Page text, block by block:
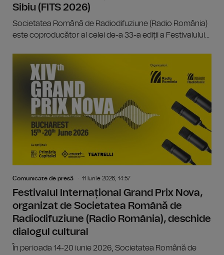
Sibiu (FITS 2026)
Societatea Română de Radiodifuziune (Radio România)
este coproducător al celei de-a 33-a ediții a Festivalului...
Comunicate de presă 11 Iunie 2026, 14:57
Festivalul Internațional Grand Prix Nova,
organizat de Societatea Română de
Radiodifuziune (Radio România), deschide
dialogul cultural
În perioada 14-20 iunie 2026, Societatea Română de